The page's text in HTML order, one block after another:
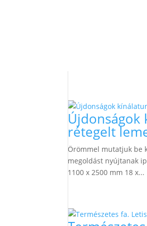
rétegelt
Örömmel mutatjuk be
megoldást nyújtanak
1100 x 2500 mm 18 x...